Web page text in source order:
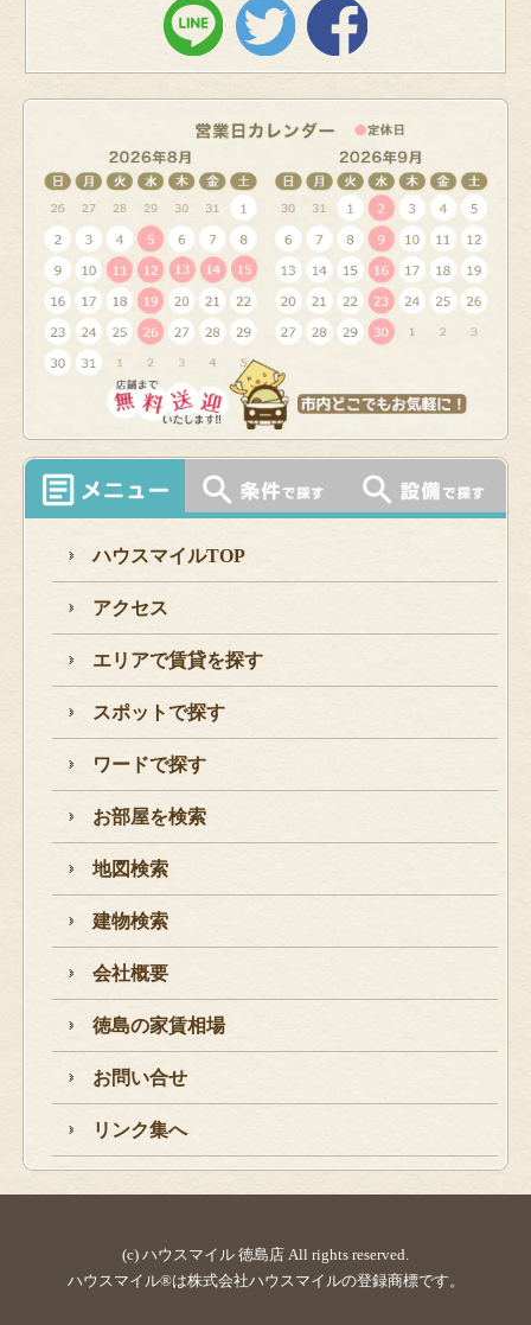
ハウスマイルTOP
アクセス
エリアで賃貸を探す
スポットで探す
ワードで探す
お部屋を検索
地図検索
建物検索
会社概要
徳島の家賃相場
お問い合せ
リンク集へ
(c) ハウスマイル 徳島店 All rights reserved.
ハウスマイル®は株式会社ハウスマイルの登録商標です。